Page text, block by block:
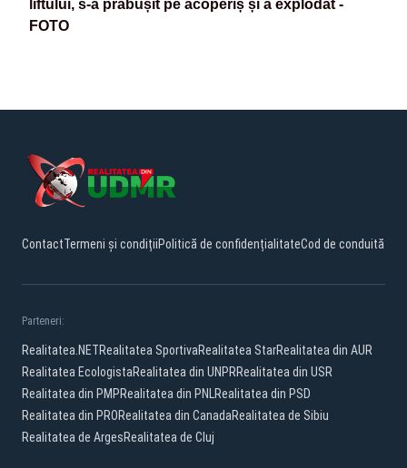
liftului, s-a prăbușit pe acoperiș și a explodat -
FOTO
ContactTermeni și condițiiPolitică de confidențialitateCod de conduită
Parteneri:
Realitatea.NETRealitatea SportivaRealitatea StarRealitatea din AUR
Realitatea EcologistaRealitatea din UNPRRealitatea din USR
Realitatea din PMPRealitatea din PNLRealitatea din PSD
Realitatea din PRORealitatea din CanadaRealitatea de Sibiu
Realitatea de ArgesRealitatea de Cluj